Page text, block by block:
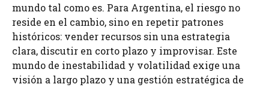
mundo tal como es. Para Argentina, el riesgo no
reside en el cambio, sino en repetir patrones
históricos: vender recursos sin una estrategia
clara, discutir en corto plazo y improvisar. Este
mundo de inestabilidad y volatilidad exige una
visión a largo plazo y una gestión estratégica de